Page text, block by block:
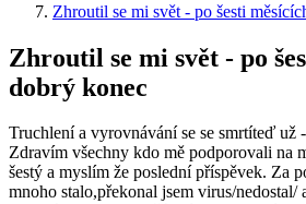
Zhroutil se mi svět - po šesti
Zhroutil se mi svět - po
dobrý konec
Truchlení a vyrovnávání se se smrtíteď už
Zdravím všechny kdo mě podporovali na
šestý a myslím že poslední příspěvek. Za
mnoho stalo,překonal jsem virus/nedostal/